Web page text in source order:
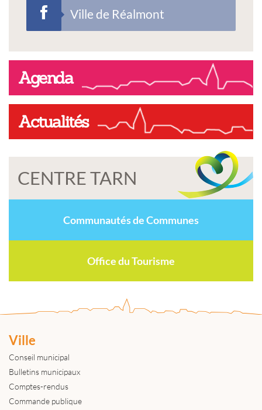
Ville de Réalmont
Agenda
Actualités
CENTRE TARN
Communautés de Communes
Office du Tourisme
Ville
Conseil municipal
Bulletins municipaux
Comptes-rendus
Commande publique